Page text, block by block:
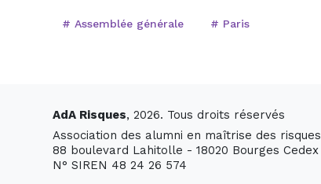
# Assemblée générale # Paris
AdA Risques, 2026. Tous droits réservés
Association des alumni en maîtrise des risques
88 boulevard Lahitolle - 18020 Bourges Cedex
N° SIREN 48 24 26 574